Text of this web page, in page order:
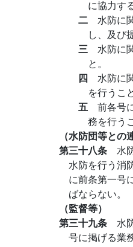
に協力す
二 水防に
し、及び
三 水防に
と。
四 水防に
を行うこ
五 前各号
務を行う
（水防団等との
第三十八条 水
水防を行う消
に前条第一号
ばならない。
（監督等）
第三十九条 水
号に掲げる業